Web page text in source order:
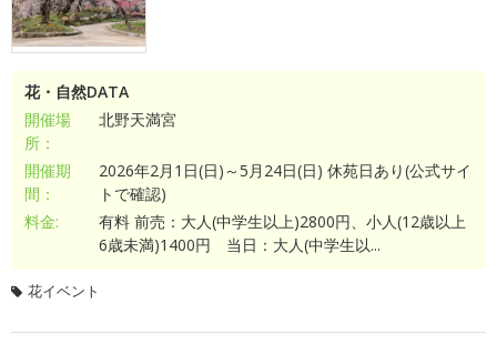
花・自然DATA
開催場
所：
北野天満宮
開催期
間：
2026年2月1日(日)～5月24日(日) 休苑日あり(公式サイ
トで確認)
料金:
有料 前売：大人(中学生以上)2800円、小人(12歳以上
6歳未満)1400円 当日：大人(中学生以...
花イベント